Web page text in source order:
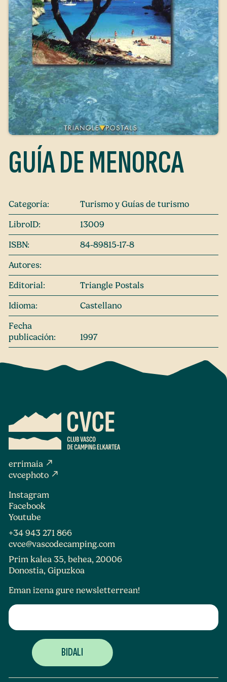
GUÍA DE MENORCA
Categoría:
Turismo y Guías de turismo
LibroID:
13009
ISBN:
84-89815-17-8
Autores:
Editorial:
Triangle Postals
Idioma:
Castellano
Fecha
publicación:
1997
errimaia north_east
cvcephoto north_east
Instagram
Facebook
Youtube
+34 943 271 866
cvce@vascodecamping.com
Prim kalea 35, behea, 20006
Donostia, Gipuzkoa
Eman izena gure newsletterrean!